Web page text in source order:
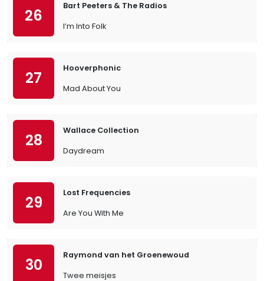
26
Bart Peeters & The Radios
I’m Into Folk
27
Hooverphonic
Mad About You
28
Wallace Collection
Daydream
29
Lost Frequencies
Are You With Me
30
Raymond van het Groenewoud
Twee meisjes